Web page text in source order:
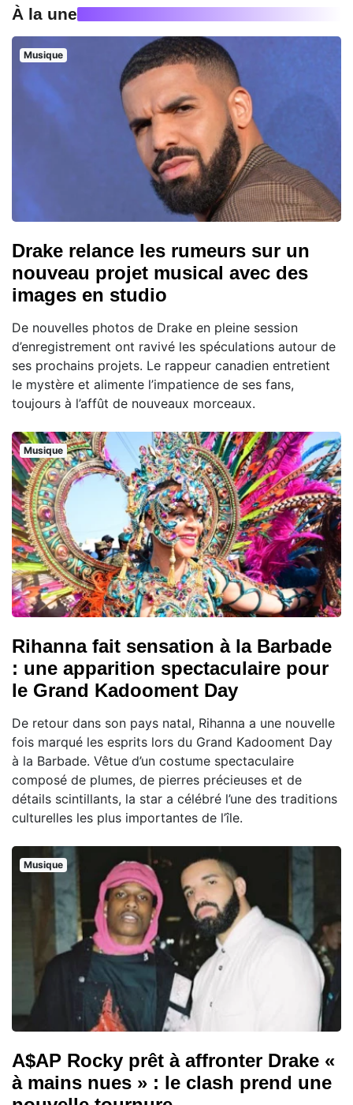
À la une
Musique
Drake relance les rumeurs sur un
nouveau projet musical avec des
images en studio
De nouvelles photos de Drake en pleine session
d’enregistrement ont ravivé les spéculations autour de
ses prochains projets. Le rappeur canadien entretient
le mystère et alimente l’impatience de ses fans,
toujours à l’affût de nouveaux morceaux.
Musique
Rihanna fait sensation à la Barbade
: une apparition spectaculaire pour
le Grand Kadooment Day
De retour dans son pays natal, Rihanna a une nouvelle
fois marqué les esprits lors du Grand Kadooment Day
à la Barbade. Vêtue d’un costume spectaculaire
composé de plumes, de pierres précieuses et de
détails scintillants, la star a célébré l’une des traditions
culturelles les plus importantes de l’île.
Musique
A$AP Rocky prêt à affronter Drake «
à mains nues » : le clash prend une